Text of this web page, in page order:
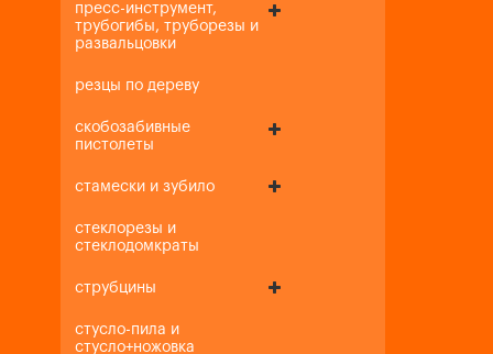
пресс-инструмент,
трубогибы, труборезы и
развальцовки
резцы по дереву
скобозабивные
пистолеты
стамески и зубило
стеклорезы и
стеклодомкраты
струбцины
стусло-пила и
стусло+ножовка